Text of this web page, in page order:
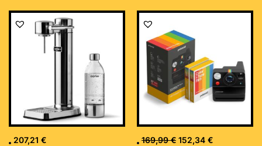
207,21 € 169,99€
Le
initial
était :
169,99 €.
152,34 €
Le